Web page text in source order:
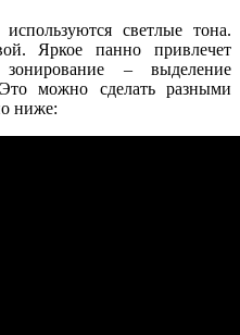
светлые тона.
Яркое панно привлечет
– выделение
можно сделать разными
ниже: